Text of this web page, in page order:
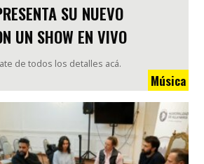
SU NUEVO
UN SHOW EN VIVO
de todos los detalles acá.
Música